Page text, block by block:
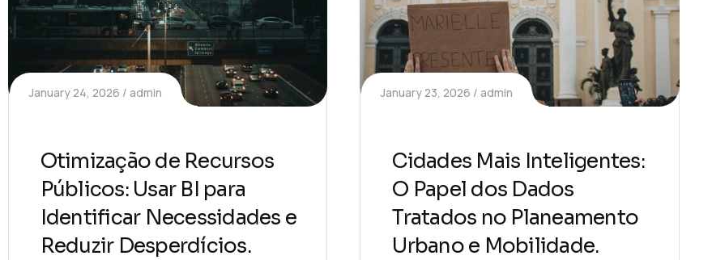
January 24, 2026 admin
Otimização de Recursos
Públicos: Usar BI para
Identificar Necessidades e
Reduzir Desperdícios.
January 23, 2026 admin
Cidades Mais Inteligentes:
O Papel dos Dados
Tratados no Planeamento
Urbano e Mobilidade.